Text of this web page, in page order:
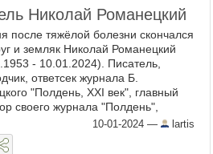
Николай Романецкий
после тяжёлой болезни скончался
и земляк Николай Романецкий
- 10.01.2024). Писатель,
ответсек журнала Б.
"Полдень, XXI век", главный
своего журнала "Полдень",
серетарь "АБС-премии",
исключительной ...
10-01-2024 — lartis